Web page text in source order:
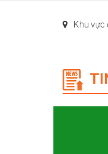
Khu vực